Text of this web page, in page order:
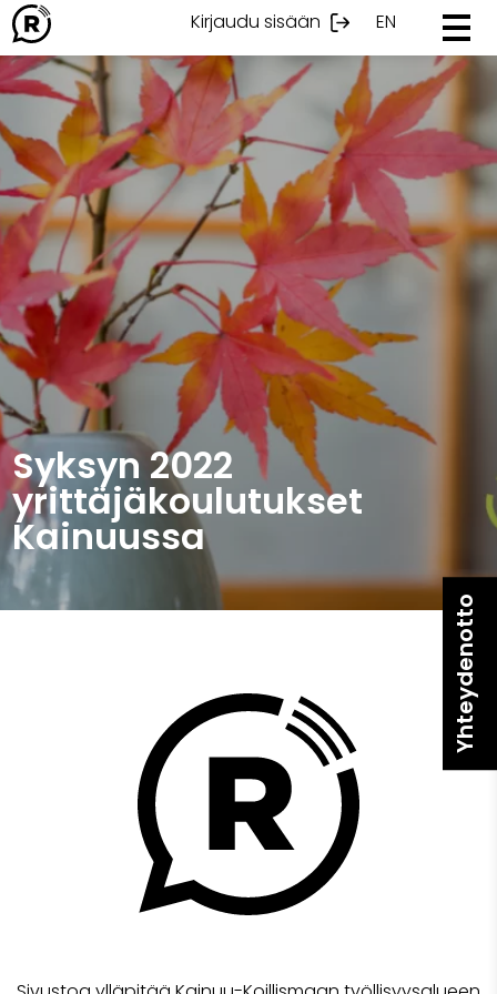
Ohita
sisältöön
Kirjaudu sisään EN
Syksyn 2022
yrittäjäkoulutukset
Kainuussa
Yhteydenotto